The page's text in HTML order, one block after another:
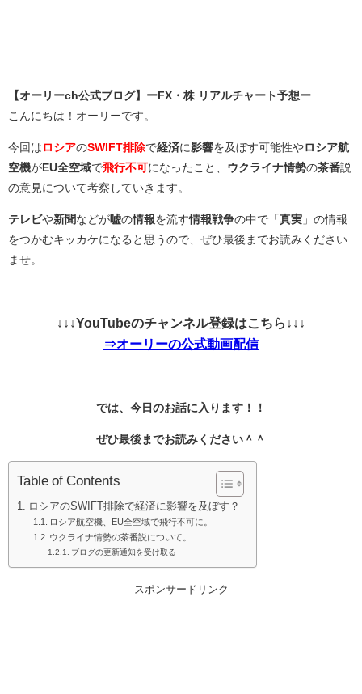
【オーリーch公式ブログ】ーFX・株 リアルチャート予想ー
こんにちは！オーリーです。
今回は ロシアのSWIFT排除で経済に影響を及ぼす可能性やロシア航
空機が EU全空域で飛行不可になったこと、 ウクライナ情勢の茶番説
の意見について考察していきます。
テレビや新聞などが嘘の情報を流す情報戦争の中で「 真実 」の情報
をつかむキッカケになると思うので、ぜひ最後までお読みください
ませ。
↓↓↓YouTubeのチャンネル登録はこちら↓↓↓
⇒オーリーの公式動画配信
では、今日のお話に入ります！！
ぜひ最後までお読みください＾＾
Table of Contents
ロシアのSWIFT排除で経済に影響を及ぼす？
ロシア航空機、EU全空域で飛行不可に。
ウクライナ情勢の茶番説について。
ブログの更新通知を受け取る
スポンサードリンク